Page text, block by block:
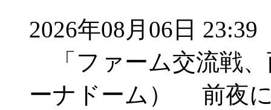
2026年08月06日 23:39
「ファーム交流戦、
ーナドーム） 前夜